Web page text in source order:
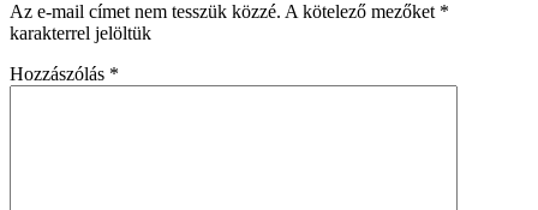
Az e-mail címet nem tesszük közzé. A kötelező mezőket *
karakterrel jelöltük
Hozzászólás *